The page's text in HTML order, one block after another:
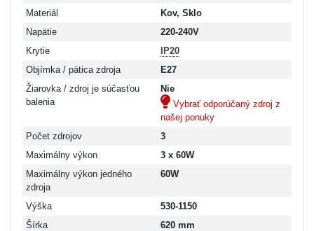
Materiál
Kov, Sklo
Napätie
220-240V
Krytie
IP20
Objímka / pätica zdroja
E27
Žiarovka / zdroj je súčasťou
balenia
Nie
Vybrať odporúčaný zdroj z
našej ponuky
Počet zdrojov
3
Maximálny výkon
3 x 60W
Maximálny výkon jedného
zdroja
60W
Výška
530-1150
Šírka
620 mm